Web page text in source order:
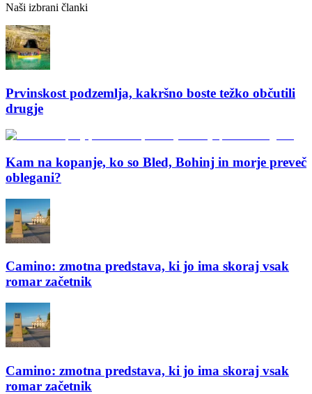
Naši izbrani članki
Prvinskost podzemlja, kakršno boste težko občutili
drugje
Kam na kopanje, ko so Bled, Bohinj in morje preveč
oblegani?
Camino: zmotna predstava, ki jo ima skoraj vsak
romar začetnik
Camino: zmotna predstava, ki jo ima skoraj vsak
romar začetnik